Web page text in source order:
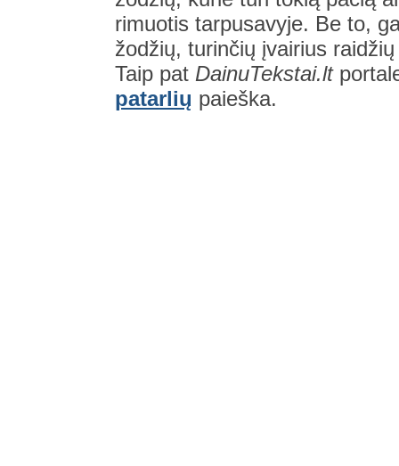
rimuotis tarpusavyje. Be to,
žodžių, turinčių įvairius
Taip pat DainuTekstai.lt
patarlių paieška.